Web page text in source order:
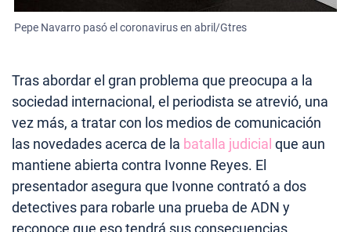
Pepe Navarro pasó el coronavirus en abril/Gtres
Tras abordar el gran problema que preocupa a la
sociedad internacional, el periodista se atrevió, una
vez más, a tratar con los medios de comunicación
las novedades acerca de la batalla judicial que aun
mantiene abierta contra Ivonne Reyes. El
presentador asegura que Ivonne contrató a dos
detectives para robarle una prueba de ADN y
reconoce que eso tendrá sus consecuencias